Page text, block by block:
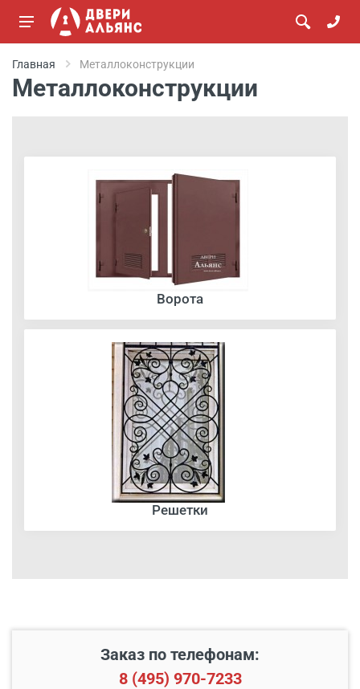
Главная Металлоконструкции
Металлоконструкции
Ворота
Решетки
Заказ по телефонам:
8 (495) 970-7233